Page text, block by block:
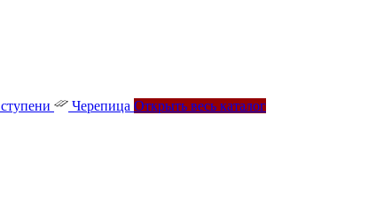
Черепица Открыть весь каталог